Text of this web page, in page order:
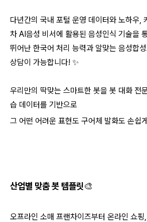
다년간의 국내 포털 운영 데이터와 노하우,
차 AI음성 비서에 활용된 음성인식 기술을
뛰어난 한국어 처리 능력과 알맞는 음성합
상담이 가능합니다! ✨
우리만의 딱맞는 스마트한 봇을 봇 대화 전
습 데이터를 기반으로
그 어떤 어려운 표현도 구어체 발화도 손쉽
산업별 맞춤 봇 템플릿🎨
오프라인 소매 프랜차이즈부터 온라인 쇼